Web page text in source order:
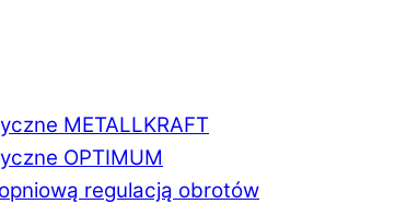
METALLKRAFT
OPTIMUM
regulacją obrotów